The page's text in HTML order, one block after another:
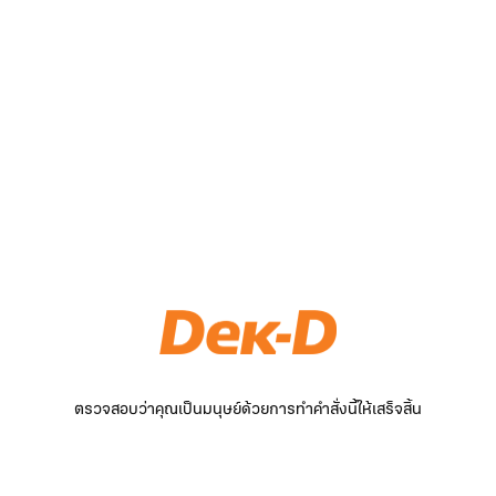
ตรวจสอบว่าคุณเป็นมนุษย์ด้วยการทำคำสั่งนี้ให้เสร็จสิ้น